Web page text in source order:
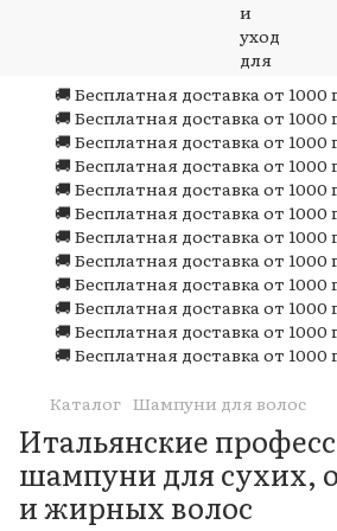
🚚 Бесплатная доставка от
🚚 Бесплатная доставка от
🚚 Бесплатная доставка от
🚚 Бесплатная доставка от
🚚 Бесплатная доставка от
🚚 Бесплатная доставка от
🚚 Бесплатная доставка от
🚚 Бесплатная доставка от
🚚 Бесплатная доставка от
🚚 Бесплатная доставка от
🚚 Бесплатная доставка от
🚚 Бесплатная доставка от
Каталог Шампуни для волос
Итальянские
шампуни для сухих,
и жирных волос